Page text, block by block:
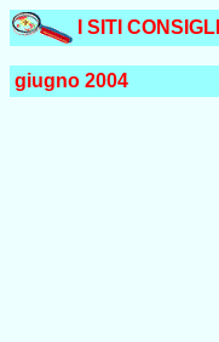
I SITI
giugno 2004